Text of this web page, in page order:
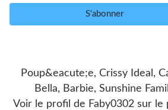
Poup&eacute;e, Crissy Ideal,
Bella, Barbie, Sunshine
Voir le profil de Faby0302 sur le